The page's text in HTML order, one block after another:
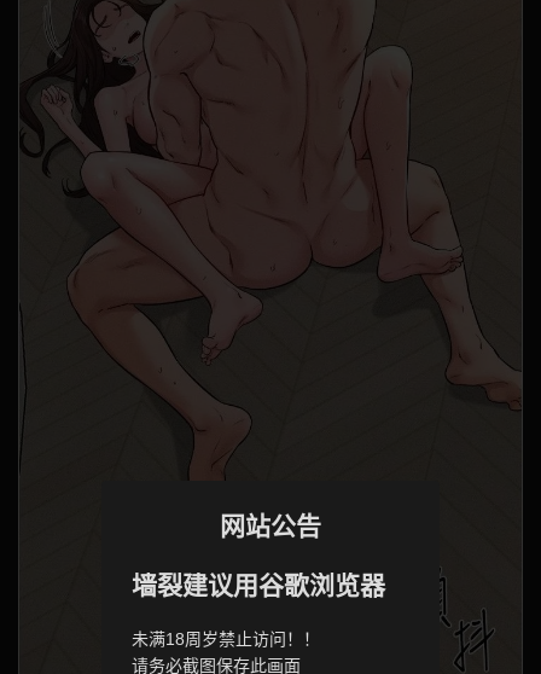
网站公告
墙裂建议用谷歌浏览器
未满18周岁禁止访问！！
请务必截图保存此画面